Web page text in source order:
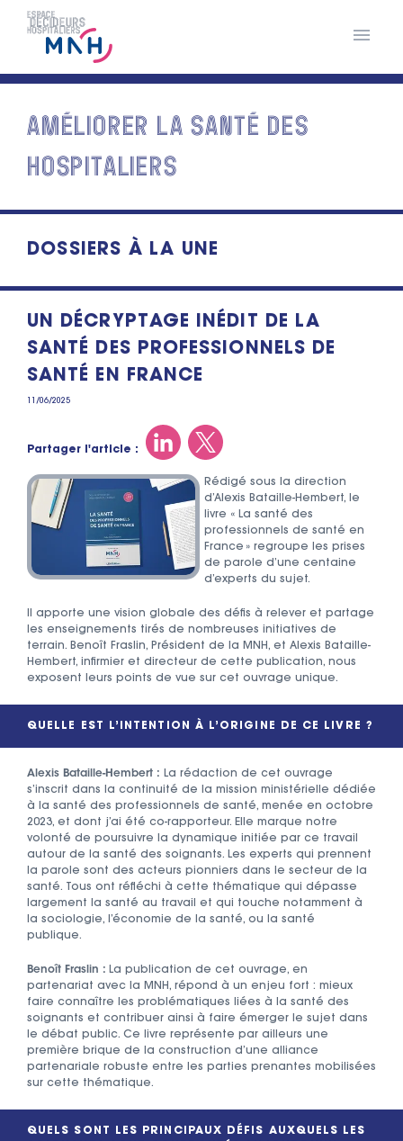
contenu
principal
AMÉLIORER LA SANTÉ DES
HOSPITALIERS
DOSSIERS À LA UNE
UN DÉCRYPTAGE INÉDIT DE LA
SANTÉ DES PROFESSIONNELS DE
SANTÉ EN FRANCE
11/06/2025
Partager l'article :
Rédigé sous la direction
d’Alexis Bataille-Hembert, le
livre « La santé des
professionnels de santé en
France » regroupe les prises
de parole d’une centaine
d’experts du sujet.
Il apporte une vision globale des défis à relever et partage
les enseignements tirés de nombreuses initiatives de
terrain. Benoît Fraslin, Président de la MNH, et Alexis Bataille-
Hembert, infirmier et directeur de cette publication, nous
exposent leurs points de vue sur cet ouvrage unique.
QUELLE EST L’INTENTION À L’ORIGINE DE CE LIVRE ?
Alexis Bataille-Hembert : La rédaction de cet ouvrage
s’inscrit dans la continuité de la mission ministérielle dédiée
à la santé des professionnels de santé, menée en octobre
2023, et dont j’ai été co-rapporteur. Elle marque notre
volonté de poursuivre la dynamique initiée par ce travail
autour de la santé des soignants. Les experts qui prennent
la parole sont des acteurs pionniers dans le secteur de la
santé. Tous ont réfléchi à cette thématique qui dépasse
largement la santé au travail et qui touche notamment à
la sociologie, l’économie de la santé, ou la santé
publique.
Benoît Fraslin : La publication de cet ouvrage, en
partenariat avec la MNH, répond à un enjeu fort : mieux
faire connaître les problématiques liées à la santé des
soignants et contribuer ainsi à faire émerger le sujet dans
le débat public. Ce livre représente par ailleurs une
première brique de la construction d’une alliance
partenariale robuste entre les parties prenantes mobilisées
sur cette thématique.
QUELS SONT LES PRINCIPAUX DÉFIS AUXQUELS LES